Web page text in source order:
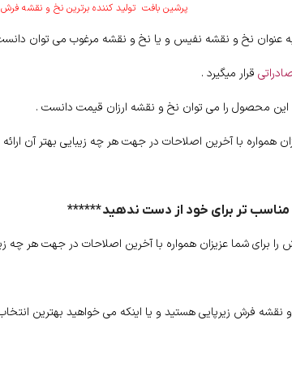
پرشین بافت تولید کننده برترین نخ و نقشه
عنوان نخ و نقشه نفیس و یا نخ و نقشه مرغوب می توان
قرار میگیرد .
محصول را می توان نخ و نقشه ارزان قیمت دانست .
همواره با آخرین اصلاحات در جهت هر چه زیبایی بهتر آن
مناسب تر برای خود از دست ندهید ******
برای شما عزیزان همواره با آخرین اصلاحات در جهت هر چه
فرش زیرپایی هستید و یا اینکه می خواهید بهترین